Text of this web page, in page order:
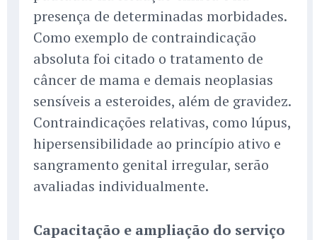
presença de determinadas morbidades.
Como exemplo de contraindicação
absoluta foi citado o tratamento de
câncer de mama e demais neoplasias
sensíveis a esteroides, além de gravidez.
Contraindicações relativas, como lúpus,
hipersensibilidade ao princípio ativo e
sangramento genital irregular, serão
avaliadas individualmente.
Capacitação e ampliação do serviço